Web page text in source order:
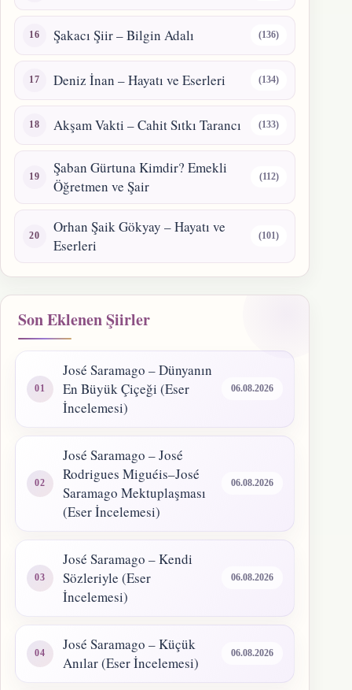
Şakacı Şiir – Bilgin Adalı (136)
Deniz İnan – Hayatı ve Eserleri (134)
Akşam Vakti – Cahit Sıtkı Tarancı (133)
Şaban Gürtuna Kimdir? Emekli
Öğretmen ve Şair
(112)
Orhan Şaik Gökyay – Hayatı ve
Eserleri
(101)
Son Eklenen Şiirler
José Saramago – Dünyanın
En Büyük Çiçeği (Eser
İncelemesi)
06.08.2026
José Saramago – José
Rodrigues Miguéis–José
Saramago Mektuplaşması
(Eser İncelemesi)
06.08.2026
José Saramago – Kendi
Sözleriyle (Eser
İncelemesi)
06.08.2026
José Saramago – Küçük
Anılar (Eser İncelemesi)
06.08.2026